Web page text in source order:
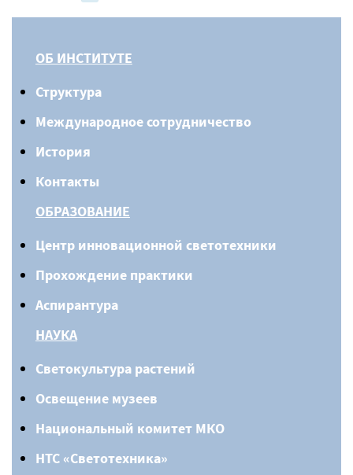
ОБ ИНСТИТУТЕ
Структура
Международное сотрудничество
История
Контакты
ОБРАЗОВАНИЕ
Центр инновационной светотехники
Прохождение практики
Аспирантура
НАУКА
Светокультура растений
Освещение музеев
Национальный комитет МКО
НТС «Светотехника»